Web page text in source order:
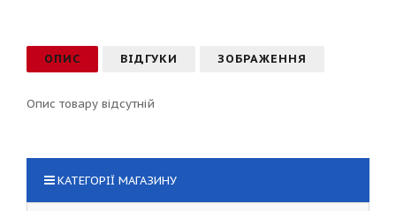
ОПИС ВІДГУКИ ЗОБРАЖЕННЯ
Опис товару відсутній
КАТЕГОРІЇ МАГАЗИНУ